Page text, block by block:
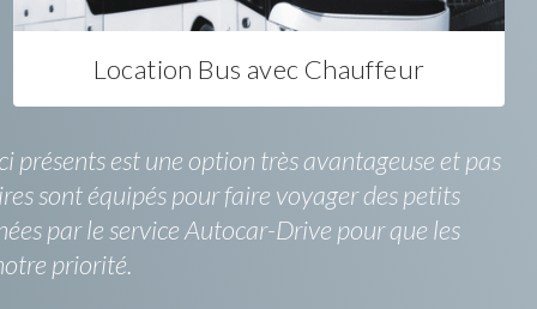
Location Bus avec Chauffeur
présents est une option très avantageuse et pas
sont équipés pour faire voyager des petits
par le service Autocar-Drive pour que les
priorité.